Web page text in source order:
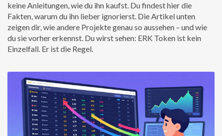
keine Anleitungen, wie du ihn kaufst. Du findest hier die
Fakten, warum du ihn lieber ignorierst. Die Artikel unten
zeigen dir, wie andere Projekte genau so aussehen – und wie
du sie vorher erkennst. Du wirst sehen: ERK Token ist kein
Einzelfall. Er ist die Regel.